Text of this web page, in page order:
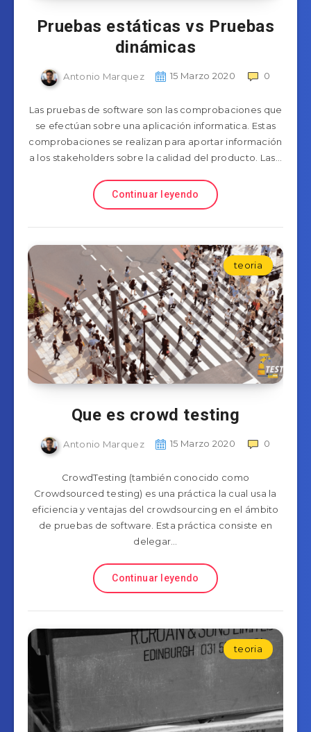
Pruebas estáticas vs Pruebas
dinámicas
Antonio Marquez 15 Marzo 2020 0
Las pruebas de software son las comprobaciones que
se efectúan sobre una aplicación informatica. Estas
comprobaciones se realizan para aportar información
a los stakeholders sobre la calidad del producto. Las…
Continuar leyendo
teoria
Que es crowd testing
Antonio Marquez 15 Marzo 2020 0
CrowdTesting (también conocido como
Crowdsourced testing) es una práctica la cual usa la
eficiencia y ventajas del crowdsourcing en el ámbito
de pruebas de software. Esta práctica consiste en
delegar…
Continuar leyendo
teoria